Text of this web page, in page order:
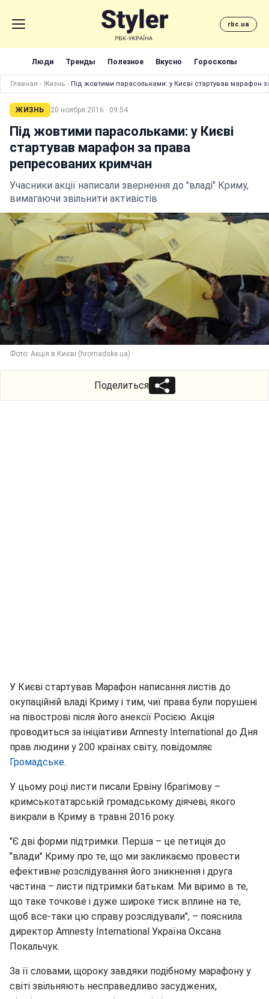
rbc.ua
Люди Тренды Полезное Вкусно Гороскопы
Главная › Жизнь › Під жовтими парасольками: у Києві стартував марафон
ЖИЗНЬ 20 ноября 2016 · 09:54
Під жовтими парасольками: у Києві
стартував марафон за права
репресованих кримчан
Учасники акції написали звернення до "владі" Криму,
вимагаючи звільнити активістів
Фото: Акція в Києві (hromadske.ua)
Поделиться
У Києві стартував Марафон написання листів до
окупаційній владі Криму і тим, чиї права були порушені
на півострові після його анексії Росією. Акція
проводиться за ініціативи Amnesty International до Дня
прав людини у 200 країнах світу, повідомляє
Громадське.
У цьому році листи писали Ервіну Ібрагімову –
кримськотатарській громадському діячеві, якого
викрали в Криму в травні 2016 року.
"Є дві форми підтримки. Перша – це петиція до
"влади" Криму про те, що ми закликаємо провести
ефективне розслідування його зникнення і друга
частина – листи підтримки батькам. Ми віримо в те,
що таке точкове і дуже широке тиск вплине на те,
щоб все-таки цю справу розслідували", – пояснила
директор Amnesty International Україна Оксана
Покальчук.
За її словами, щороку завдяки подібному марафону у
світі звільняють несправедливо засуджених,